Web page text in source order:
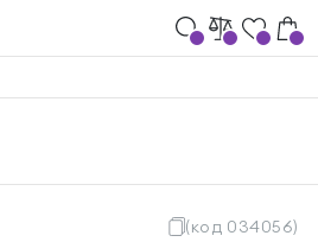
(код 034056)